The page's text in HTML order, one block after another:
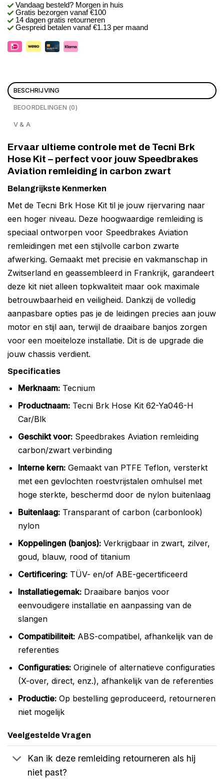
Vandaag besteld? Morgen in huis
Gratis bezorgen vanaf €100
14 dagen gratis retourneren
Gespreid betalen vanaf €1.13 per maand
BESCHRIJVING
BEOORDELINGEN (0)
V & A
Ervaar ultieme controle met de Tecni Brk
Hose Kit – perfect voor jouw Speedbrakes
Aviation remleiding in carbon zwart
Belangrijkste Kenmerken
Met de Tecni Brk Hose Kit til je jouw rijervaring naar
een hoger niveau. Deze hoogwaardige remleiding is
speciaal ontworpen voor Speedbrakes Aviation
remleidingen met een stijlvolle carbon zwarte
afwerking. Gemaakt met precisie en vakmanschap in
Zwitserland en geassembleerd in Frankrijk, garandeert
deze kit niet alleen topkwaliteit maar ook maximale
betrouwbaarheid en veiligheid. Dankzij de volledig
aanpasbare opties pas je de leidingen precies aan jouw
motor en stijl aan, terwijl de draaibare banjos zorgen
voor een moeiteloze installatie. Dit is de upgrade die
jouw chassis verdient.
Specificaties
Merknaam:Tecnium
Productnaam:Tecni Brk Hose Kit 62-Ya046-H
Car/Blk
Geschikt voor:Speedbrakes Aviation remleiding
carbon/zwart verbinding
Interne kern:Gemaakt van PTFE Teflon, versterkt
met een gevlochten roestvrijstalen omhulsel met
hoge sterkte, beschermd door de nylon buitenlaag
Buitenlaag:Transparant of carbon (carbonlook)
nylon
Koppelingen (banjos):Verkrijgbaar in zwart, zilver,
goud, blauw, rood of titanium
Certificering:TÜV- en/of ABE-gecertificeerd
Installatiegemak:Draaibare banjos voor
eenvoudigere installatie en aanpassing van de
slangen
Compatibiliteit:ABS-compatibel, afhankelijk van de
referenties
Configuraties:Originele of alternatieve configuraties
(X-over, direct, enz.), afhankelijk van de referenties
Productie:Op bestelling geproduceerd, retourneren
niet mogelijk
Veelgestelde Vragen
Kan ik deze remleiding retourneren als hij
niet past?